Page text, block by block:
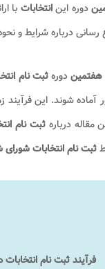
دوره اینانتخابات با
رسانی درباره شرایط و
هفتمیندورهثبت نام
آماده شوند. این فرآیند
مقاله درباره ثبت نام
ثبت نامانتخابات
فرآیند ثبت نام انتخابات